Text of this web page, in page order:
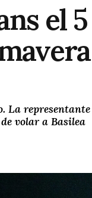
el 5
La representante
volar a Basilea